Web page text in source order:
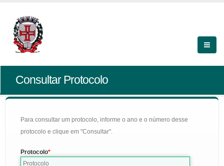
Consultar Protocolo
Para consultar um protocolo, informe o ano e o número desse
protocolo e clique em "Consultar".
Protocolo